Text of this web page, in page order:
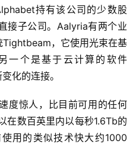
持有该公司的少数股
接子公司。Aalyria有两个业
，它使用光束在基
一个是基于云计算的软件
化的连接。
度惊人，比目前可用的任何
在数百英里内以每秒1.6Tb的
用的类似技术快大约1000